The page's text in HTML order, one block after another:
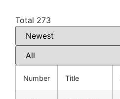
Total 273
Number Title